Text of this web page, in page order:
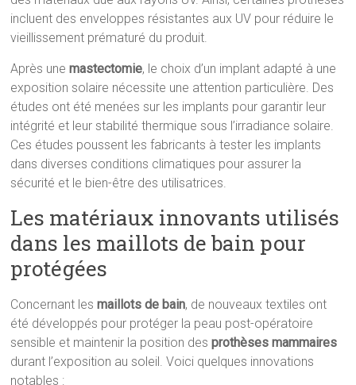
incluent des enveloppes résistantes aux UV pour réduire le
vieillissement prématuré du produit.
Après unemastectomie, le choix d’un implant adapté à une
exposition solaire nécessite une attention particulière. Des
études ont été menées sur les implants pour garantir leur
intégrité et leur stabilité thermique sous l’irradiance solaire.
Ces études poussent les fabricants à tester les implants
dans diverses conditions climatiques pour assurer la
sécurité et le bien-être des utilisatrices.
Les matériaux innovants utilisés
dans les maillots de bain pour
protégées
Concernant lesmaillots de bain, de nouveaux textiles ont
été développés pour protéger la peau post-opératoire
sensible et maintenir la position desprothèses mammaires
durant l’exposition au soleil. Voici quelques innovations
notables :